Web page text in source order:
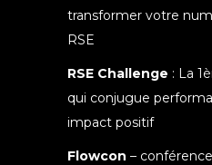
transformer votre
RSE
RSE Challenge : La
qui conjugue
impact positif
Flowcon –